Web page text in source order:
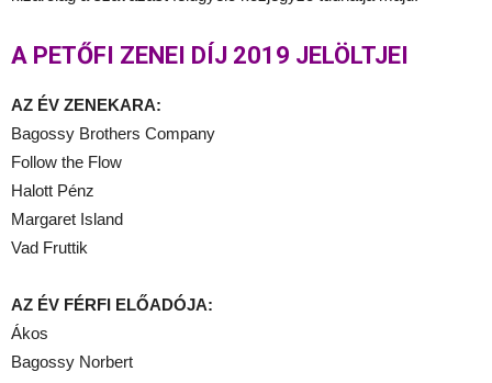
A PETŐFI ZENEI DÍJ 2019 JELÖLTJEI
AZ ÉV ZENEKARA:
Bagossy Brothers Company
Follow the Flow
Halott Pénz
Margaret Island
Vad Fruttik
AZ ÉV FÉRFI ELŐADÓJA:
Ákos
Bagossy Norbert